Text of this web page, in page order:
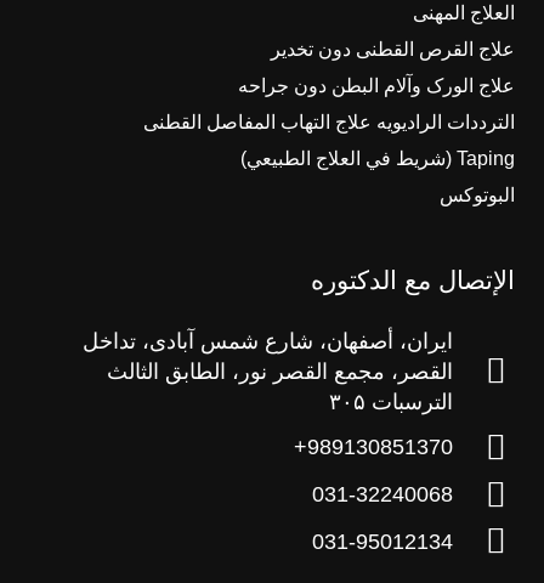
العلاج المهنی
علاج القرص القطنی دون تخدیر
علاج الورک وآلام البطن دون جراحه
الترددات الرادیویه علاج التهاب المفاصل القطنی
Taping (شريط في العلاج الطبيعي)
البوتوکس
الإتصال مع الدکتوره
ایران، أصفهان، شارع شمس آبادی، تداخل
القصر، مجمع القصر نور، الطابق الثالث
الترسبات ۳۰۵
989130851370+
031-32240068
031-95012134